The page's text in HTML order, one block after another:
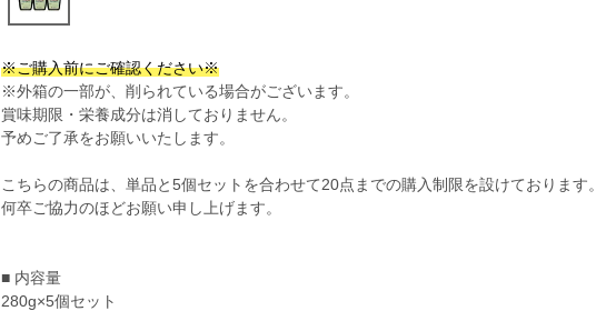
※ご購入前にご確認ください※
※外箱の一部が、削られている場合がございます。
賞味期限・栄養成分は消しておりません。
予めご了承をお願いいたします。
こちらの商品は、単品と5個セットを合わせて20点までの購入制限を設けております。
何卒ご協力のほどお願い申し上げます。
■ 内容量
280g×5個セット